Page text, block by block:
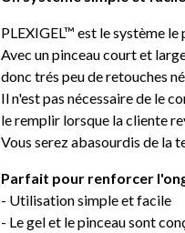
PLEXIGEL™ est le système
Avec un pinceau court et
donc trés peu de retouches
Il n'est pas nécessaire de le
le remplir lorsque la cliente
Vous serez abasourdis de la
Parfait pour renforcer
- Utilisation simple et facile
- Le gel et le pinceau sont